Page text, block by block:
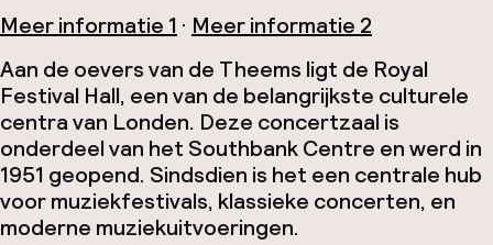
Meer informatie 1 · Meer informatie 2
Aan de oevers van de Theems ligt de Royal
Festival Hall, een van de belangrijkste culturele
centra van Londen. Deze concertzaal is
onderdeel van het Southbank Centre en werd in
1951 geopend. Sindsdien is het een centrale hub
voor muziekfestivals, klassieke concerten, en
moderne muziekuitvoeringen.